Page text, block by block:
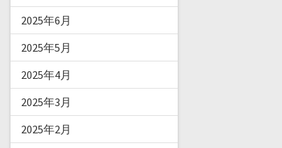
2025年6月
2025年5月
2025年4月
2025年3月
2025年2月